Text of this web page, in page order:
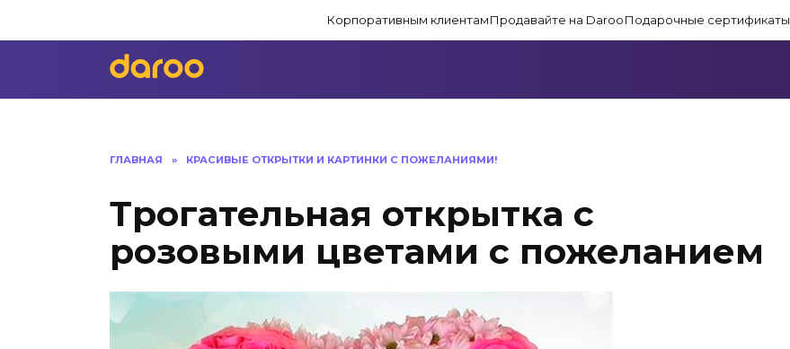
Корпоративным клиентамПродавайте на DarooПодарочные сертификаты
ГЛАВНАЯ » КРАСИВЫЕ ОТКРЫТКИ И КАРТИНКИ C ПОЖЕЛАНИЯМИ!
Трогательная открытка с
розовыми цветами с пожеланием